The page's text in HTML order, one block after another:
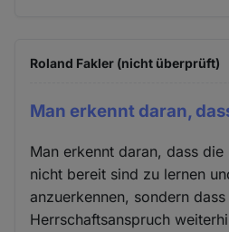
Roland Fakler (nicht überprüft)
Man erkennt daran,
Man erkennt daran, dass die
nicht bereit sind zu lernen
anzuerkennen, sondern
Herrschaftsanspruch